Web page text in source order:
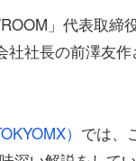
」代表取締
社社長の前澤友
） では、